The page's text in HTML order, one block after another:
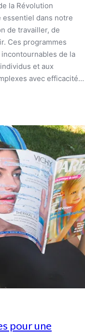
la Révolution
dans notre
de travailler, de
Ces programmes
de la
et aux
avec efficacité…
pour une